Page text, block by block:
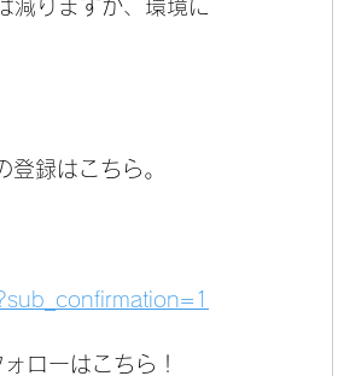
減りますが、環境に
録はこちら。
ローはこちら！